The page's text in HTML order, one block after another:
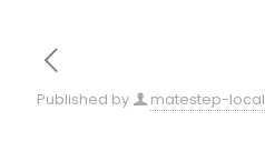
Published by matestep-local